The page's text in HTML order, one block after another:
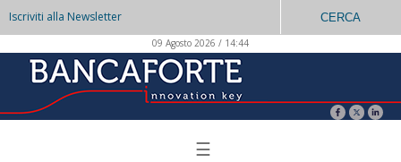
Iscriviti alla Newsletter CERCA
09 Agosto 2026 / 14:44
☰